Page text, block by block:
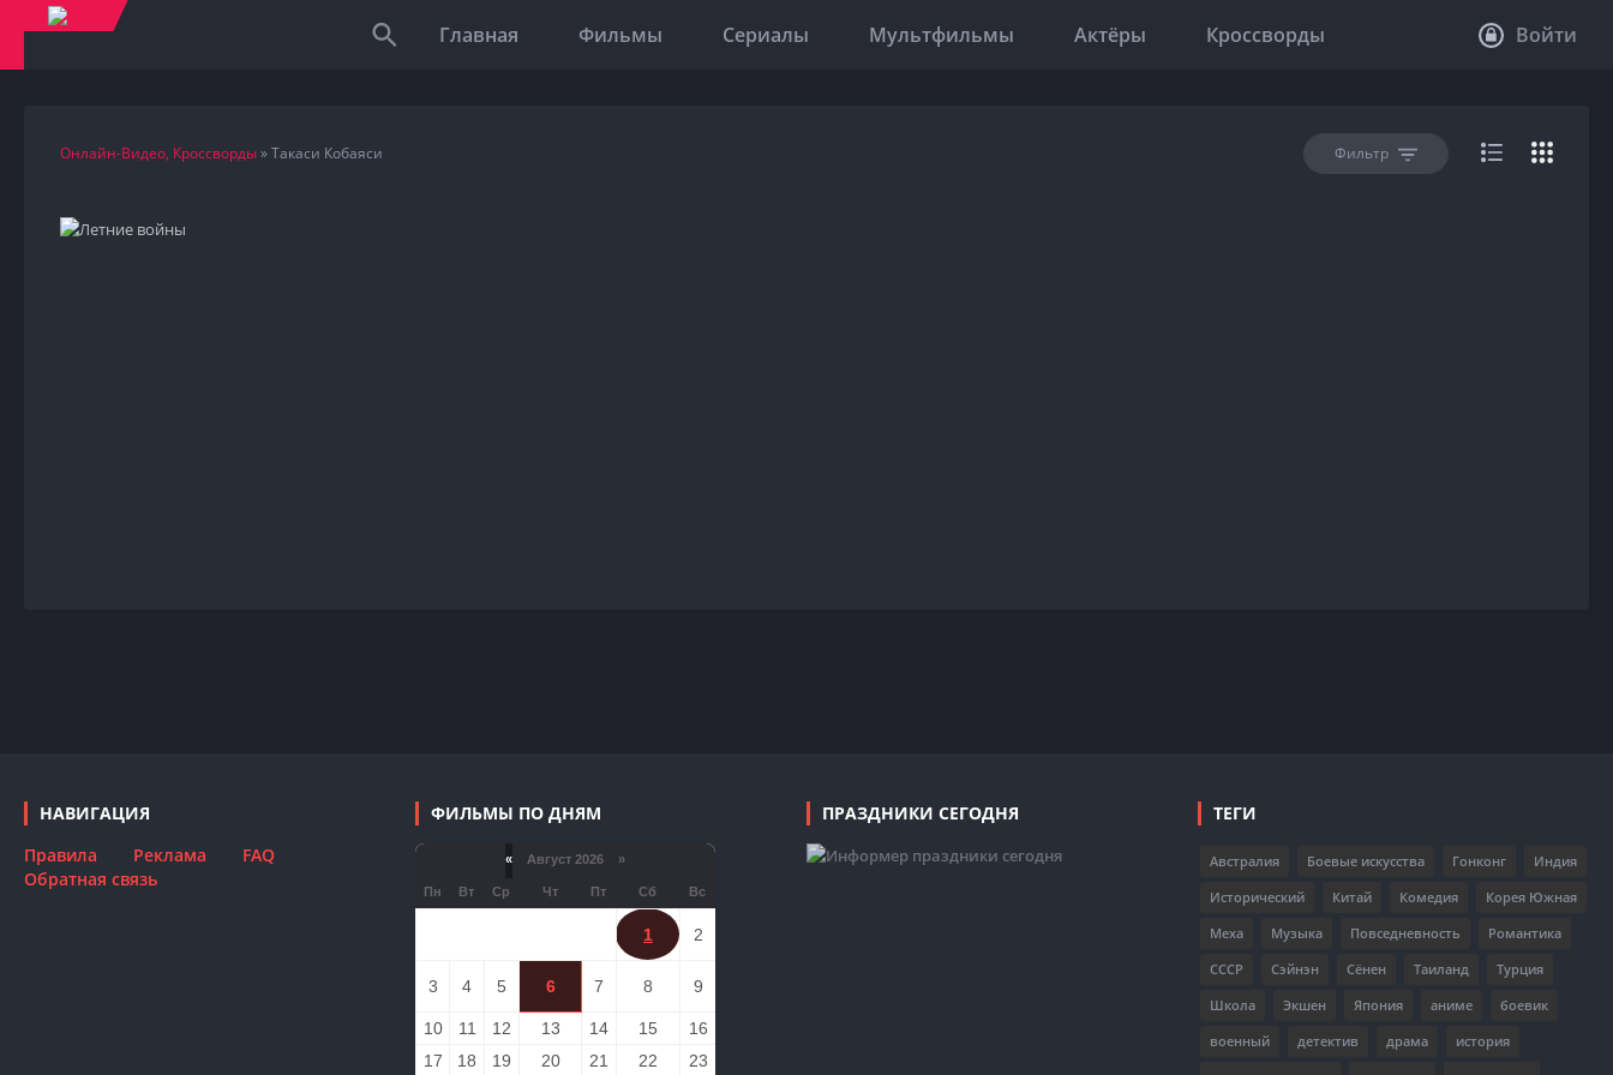
Войти
Главная Фильмы Сериалы Мультфильмы Актёры Кроссворды
Онлайн-Видео, Кроссворды» Такаси Кобаяси Фильтр
НАВИГАЦИЯ
Правила
Реклама
FAQ
Обратная связь
ФИЛЬМЫ ПО ДНЯМ
« Август 2026 »
Пн Вт Ср Чт Пт Сб Вс
1 2
3 4 5 6 7 8 9
10 11 12 13 14 15
16
17
18 19 20 21 22 23
ПРАЗДНИКИ СЕГОДНЯ ТЕГИ
Австралия Боевые искусства Гонконг
Индия
Исторический
Китай Комедия
Корея Южная
Меха
Музыка Повседневность
Романтика
СССР
Сэйнэн Сёнен Таиланд
Турция
Школа
Экшен Япония аниме
боевик
военный
детектив драма
история